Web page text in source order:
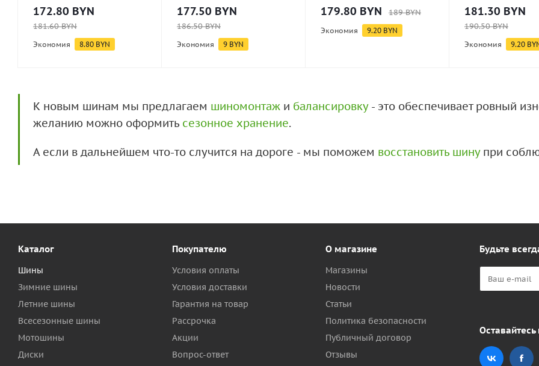
172.80 BYN
181.60BYN
Экономия 8.80 BYN
177.50 BYN
186.50BYN
Экономия 9 BYN
179.80 BYN 189BYN
Экономия 9.20 BYN
181.30 BYN
190.50BYN
Экономия 9.20
К новым шинам мы предлагаем шиномонтаж и балансировку- это обеспечивает ровный
желанию можно оформить сезонное хранение.
А если в дальнейшем что-то случится на дороге - мы поможем восстановить шинупри
Каталог
Шины
Зимние шины
Летние шины
Всесезонные шины
Мотошины
Диски
Покупателю
Условия оплаты
Условия доставки
Гарантия на товар
Рассрочка
Акции
Вопрос-ответ
О магазине
Магазины
Новости
Статьи
Политика безопасности
Публичный договор
Отзывы
Будьте
Оставайтесь